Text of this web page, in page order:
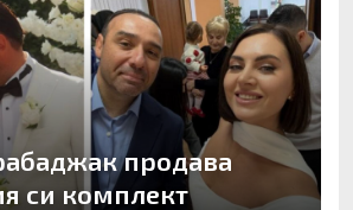
продава
си комплект